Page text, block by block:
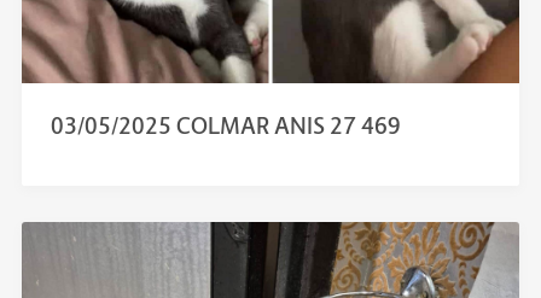
03/05/2025 COLMAR ANIS 27 469